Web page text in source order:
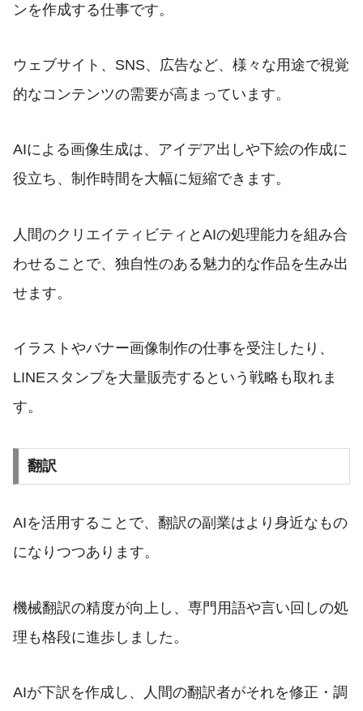
ンを作成する仕事です。
ウェブサイト、SNS、広告など、様々な用途で視覚
的なコンテンツの需要が高まっています。
AIによる画像生成は、アイデア出しや下絵の作成に
役立ち、制作時間を大幅に短縮できます。
人間のクリエイティビティとAIの処理能力を組み合
わせることで、独自性のある魅力的な作品を生み出
せます。
イラストやバナー画像制作の仕事を受注したり、
LINEスタンプを大量販売するという戦略も取れま
す。
翻訳
AIを活用することで、翻訳の副業はより身近なもの
になりつつあります。
機械翻訳の精度が向上し、専門用語や言い回しの処
理も格段に進歩しました。
AIが下訳を作成し、人間の翻訳者がそれを修正・調